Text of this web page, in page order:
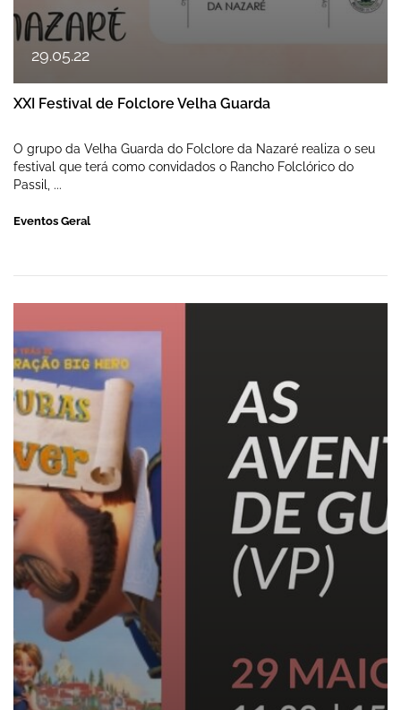
29.05.22
XXI Festival de Folclore Velha Guarda
O grupo da Velha Guarda do Folclore da Nazaré realiza o seu
festival que terá como convidados o Rancho Folclórico do
Passil, ...
Eventos Geral